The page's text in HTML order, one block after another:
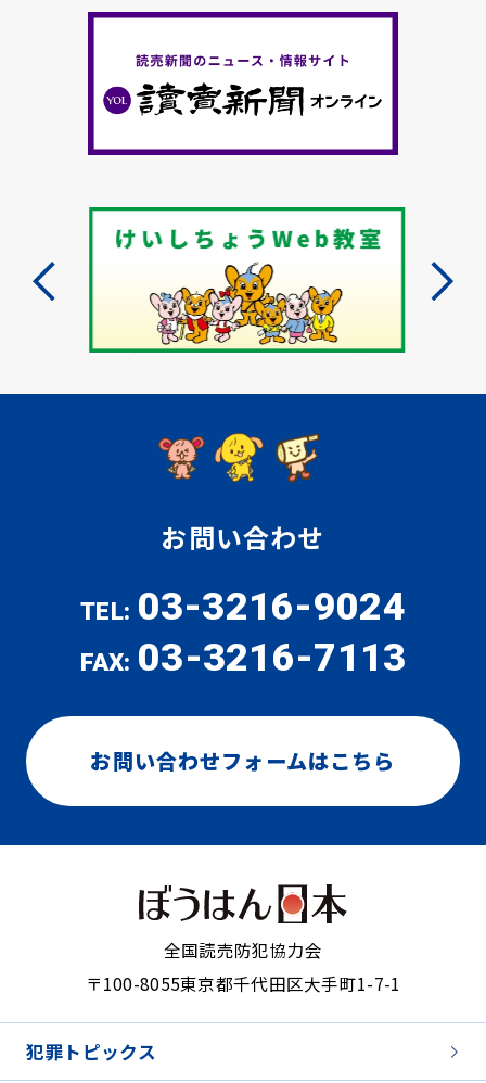
お問い合わせ
TEL: 03-3216-9024
FAX: 03-3216-7113
お問い合わせフォームはこちら
全国読売防犯協力会
〒100-8055東京都千代田区大手町1-7-1
犯罪トピックス